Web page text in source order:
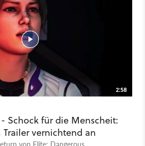
2:58
Schock für die Menscheit:
vernichtend an
von Elite: Dangerous